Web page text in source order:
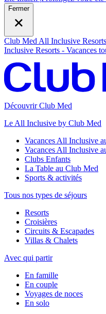
Fermer
Club Med All Inclusive
Inclusive Resorts - Vacances
Découvrir Club Med
Le All Inclusive by Club Med
Vacances All Inclusive
Vacances All Inclusive
Clubs Enfants
La Table au Club Med
Sports & activités
Tous nos types de séjours
Resorts
Croisières
Circuits & Escapades
Villas & Chalets
Avec qui partir
En famille
En couple
Voyages de noces
En solo